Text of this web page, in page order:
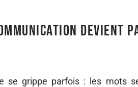
devient
se grippe parfois : les mots